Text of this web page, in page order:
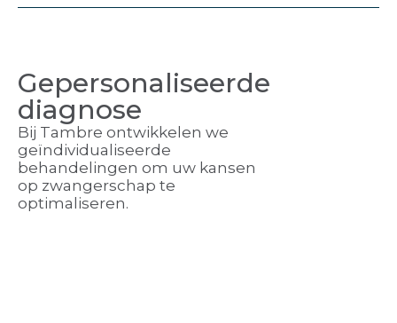
Gepersonaliseerde
diagnose
Bij Tambre ontwikkelen we
geïndividualiseerde
behandelingen om uw kansen
op zwangerschap te
optimaliseren.